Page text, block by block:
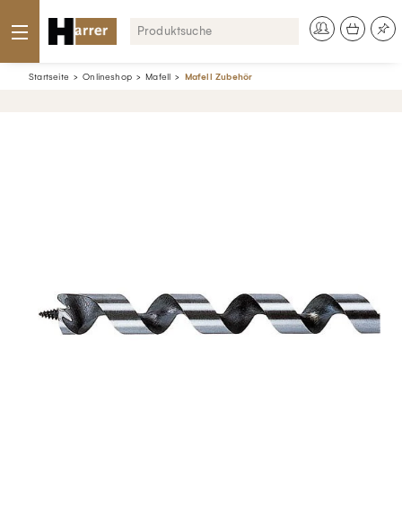
Startseite Onlineshop Mafell Mafell Zubehör